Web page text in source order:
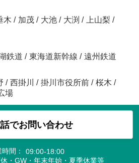
木 / 加茂 / 大池 / 大渕 / 上山梨 /
鉄道 / 東海道新幹線 / 遠州鉄道
/ 西掛川 / 掛川市役所前 / 桜木 /
場
でお問い合わせ
間：
09:00-18:00
・GW・年末年始・夏季休業等